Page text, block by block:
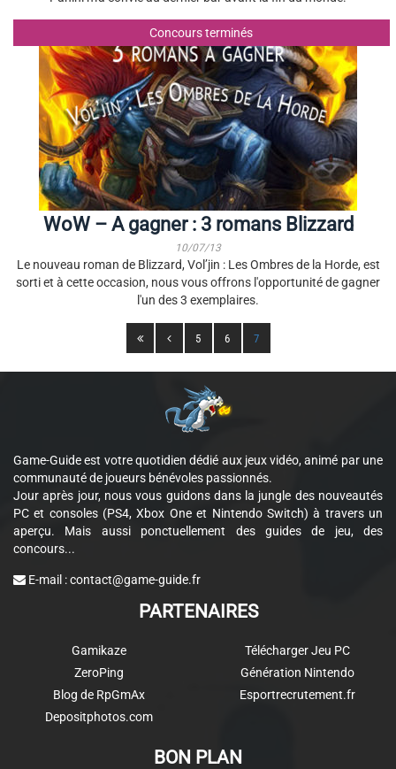
Concours terminés
WoW – A gagner : 3 romans Blizzard
10/07/13
Le nouveau roman de Blizzard, Vol’jin : Les Ombres de la Horde, est
sorti et à cette occasion, nous vous offrons l'opportunité de gagner
l'un des 3 exemplaires.
5 6 7
Game-Guide est votre quotidien dédié aux jeux vidéo, animé par une
communauté de joueurs bénévoles passionnés.
Jour après jour, nous vous guidons dans la jungle des nouveautés
PC et consoles (PS4, Xbox One et Nintendo Switch) à travers un
aperçu. Mais aussi ponctuellement des guides de jeu, des
concours...
E-mail :contact@game-guide.fr
PARTENAIRES
Gamikaze
ZeroPing
Blog de RpGmAx
Depositphotos.com
Télécharger Jeu PC
Génération Nintendo
Esportrecrutement.fr
BON PLAN